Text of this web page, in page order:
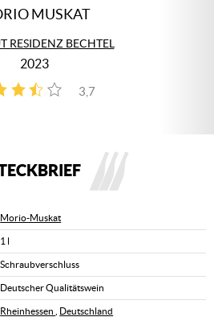
MUSKAT
RESIDENZ BECHTEL
2023
3,7
3
Morio-Muskat
1 l
Schraubverschluss
Deutscher Qualitätswein
Rheinhessen Deutschland